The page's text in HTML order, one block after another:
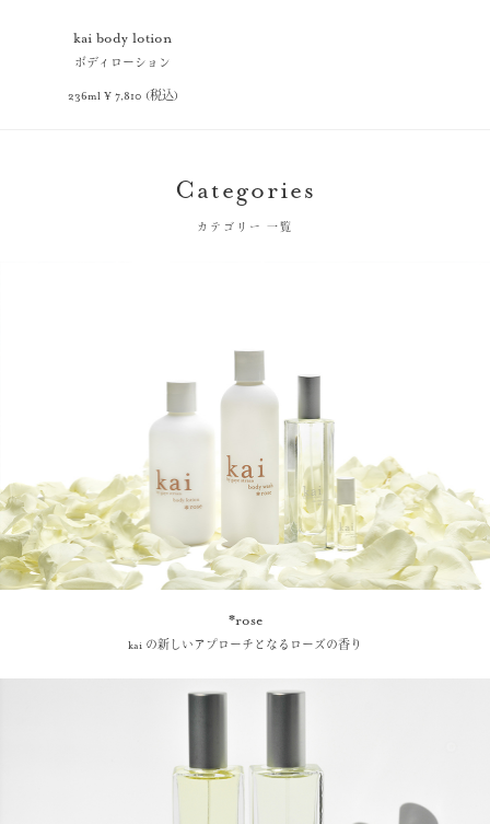
kai body lotion
ボディローション
236ml ¥ 7,810 (税込)
Categories
カテゴリー 一覧
*rose
kai の新しいアプローチとなるローズの香り